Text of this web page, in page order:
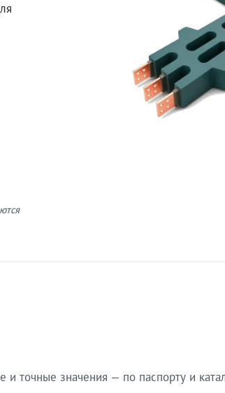
и точные значения — по паспорту и